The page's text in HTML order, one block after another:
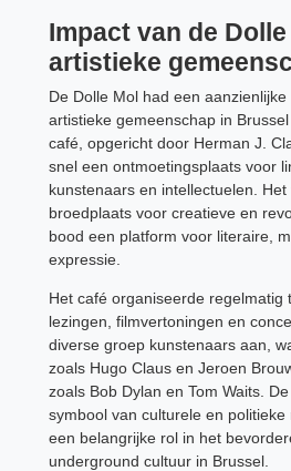
Impact van de
artistieke
De Dolle Mol had een
artistieke gemeenschap in
café, opgericht door Herman J.
snel een ontmoetingsplaats voor
kunstenaars en intellectuelen.
broedplaats voor creatieve en
bood een platform voor literaire,
expressie.
Het café organiseerde regelmatig
lezingen, filmvertoningen en
diverse groep kunstenaars aan,
zoals Hugo Claus en Jeroen
zoals Bob Dylan en Tom Waits.
symbool van culturele en
een belangrijke rol in het
underground cultuur in Brussel.